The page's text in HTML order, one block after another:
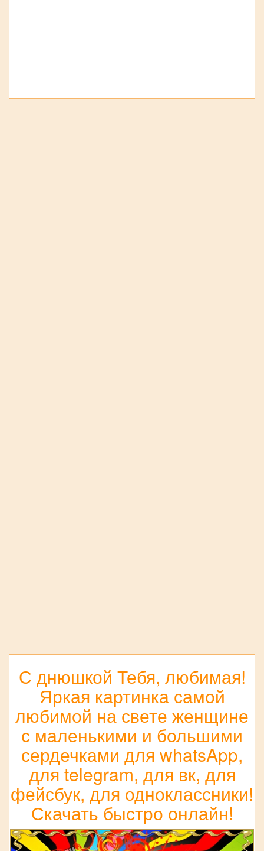
С днюшкой Тебя, любимая!
Яркая картинка самой
любимой на свете женщине
с маленькими и большими
сердечками для whatsApp,
для telegram, для вк, для
фейсбук, для одноклассники!
Скачать быстро онлайн!